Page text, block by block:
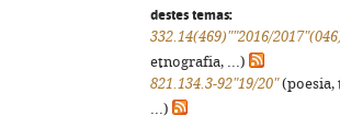
destes temas:
332.14(469)""2016/
etnografia, ...)
821.134.3-92"19/20"(poesia,
...)